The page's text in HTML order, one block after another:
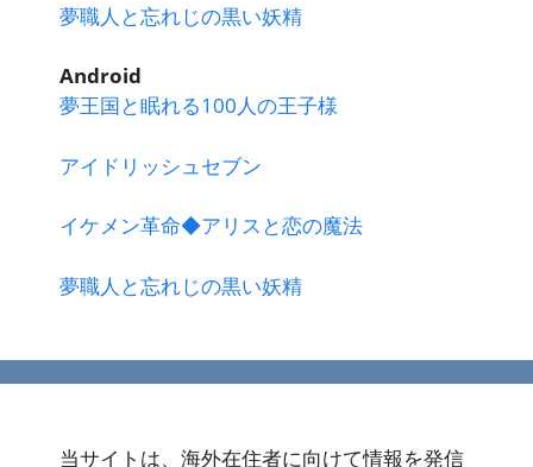
夢職人と忘れじの黒い妖精
Android
夢王国と眠れる100人の王子様
アイドリッシュセブン
イケメン革命◆アリスと恋の魔法
夢職人と忘れじの黒い妖精
当サイトは、海外在住者に向けて情報を発信